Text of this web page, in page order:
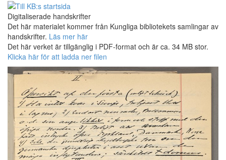
Digitaliserade handskrifter
Det här materialet kommer från Kungliga bibliotekets samlingar av
handskrifter. Läs mer här
Det här verket är tillgänglig i PDF-format och är ca. 34 MB stor.
Klicka här för att ladda ner filen